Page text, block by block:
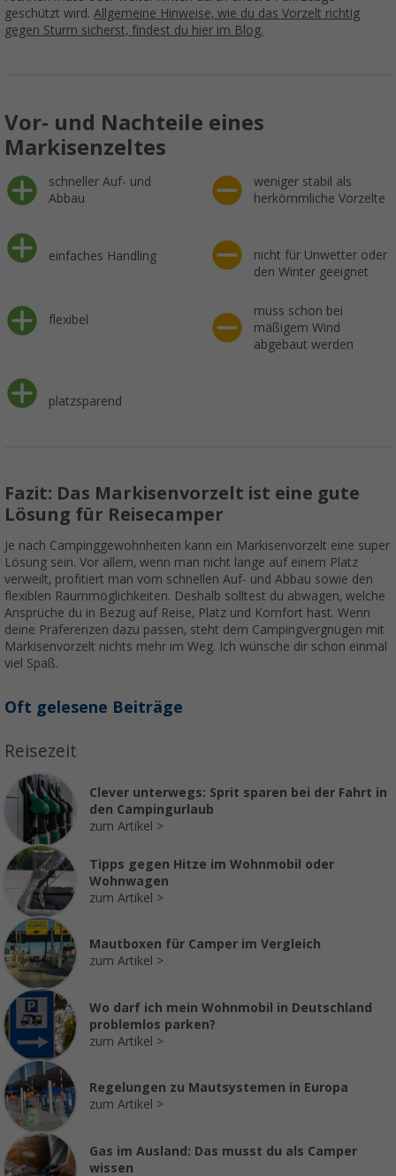
geschützt wird. Allgemeine Hinweise, wie du das Vorzelt richtig
gegen Sturm sicherst, findest du hier im Blog.
Vor- und Nachteile eines
Markisenzeltes
schneller Auf- und
Abbau
weniger stabil als
herkömmliche Vorzelte
einfaches Handling
nicht für Unwetter oder
den Winter geeignet
flexibel
muss schon bei
mäßigem Wind
abgebaut werden
platzsparend
Fazit: Das Markisenvorzelt ist eine gute
Lösung für Reisecamper
Je nach Campinggewohnheiten kann ein Markisenvorzelt eine super
Lösung sein. Vor allem, wenn man nicht lange auf einem Platz
verweilt, profitiert man vom schnellen Auf- und Abbau sowie den
flexiblen Raummöglichkeiten. Deshalb solltest du abwägen, welche
Ansprüche du in Bezug auf Reise, Platz und Komfort hast. Wenn
deine Präferenzen dazu passen, steht dem Campingvergnügen mit
Markisenvorzelt nichts mehr im Weg. Ich wünsche dir schon einmal
viel Spaß.
Oft gelesene Beiträge
Reisezeit
Clever unterwegs: Sprit sparen bei der Fahrt in
den Campingurlaub
zum Artikel
Tipps gegen Hitze im Wohnmobil oder
Wohnwagen
zum Artikel
Mautboxen für Camper im Vergleich
zum Artikel
Wo darf ich mein Wohnmobil in Deutschland
problemlos parken?
zum Artikel
Regelungen zu Mautsystemen in Europa
zum Artikel
Gas im Ausland: Das musst du als Camper
wissen